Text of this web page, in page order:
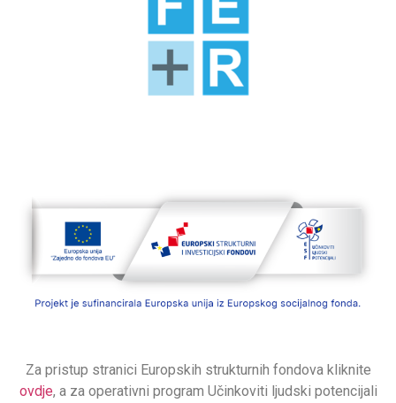
Za pristup stranici Europskih strukturnih fondova kliknite
ovdje, a za operativni program Učinkoviti ljudski potencijali